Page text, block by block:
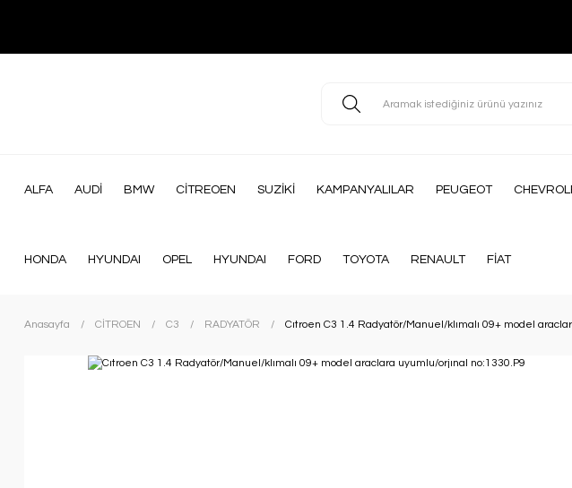
ALFA AUDİ BMW CİTREOEN SUZİKİ KAMPANYALILAR PEUGEOT
HONDA HYUNDAI OPEL HYUNDAI FORD TOYOTA RENAULT FİAT
Anasayfa CİTROEN C3 RADYATÖR Cıtroen C3 1.4 Radyatör/Manuel/klımalı 09+ model